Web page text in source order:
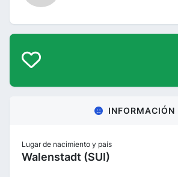
INFORMACIÓN
Lugar de nacimiento y país
Walenstadt (SUI)